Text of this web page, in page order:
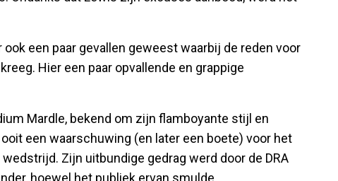
een paar gevallen geweest waarbij de reden voor
Hier een paar opvallende en grappige
Mardle, bekend om zijn flamboyante stijl en
een waarschuwing (en later een boete) voor het
Zijn uitbundige gedrag werd door de DRA
hoewel het publiek ervan smulde.